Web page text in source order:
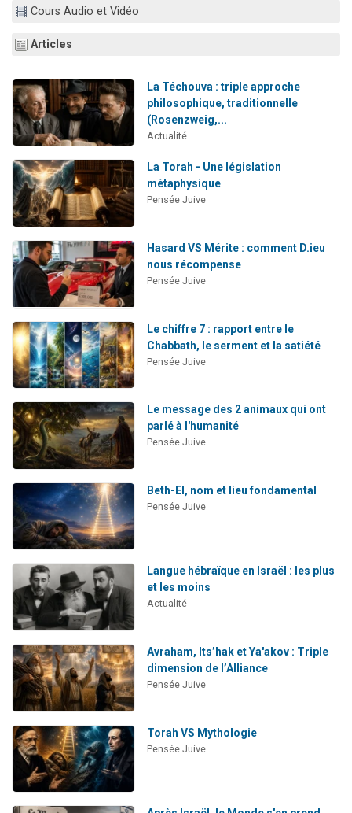
12 nouvelles musiques dans Torah-Box Music
Cours Audio et Vidéo
Articles
La Téchouva : triple approche
philosophique, traditionnelle
(Rosenzweig,...
Actualité
La Torah - Une législation
métaphysique
Pensée Juive
Hasard VS Mérite : comment D.ieu
nous récompense
Pensée Juive
Le chiffre 7 : rapport entre le
Chabbath, le serment et la satiété
Pensée Juive
Le message des 2 animaux qui ont
parlé à l'humanité
Pensée Juive
Beth-El, nom et lieu fondamental
Pensée Juive
Langue hébraïque en Israël : les plus
et les moins
Actualité
Avraham, Its’hak et Ya'akov : Triple
dimension de l’Alliance
Pensée Juive
Torah VS Mythologie
Pensée Juive